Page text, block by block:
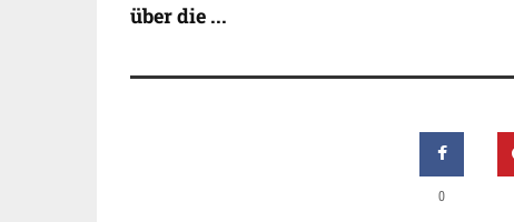
über die ...
0